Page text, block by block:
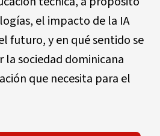
el impacto de la IA
futuro, y en qué sentido se
la sociedad dominicana
que necesita para el